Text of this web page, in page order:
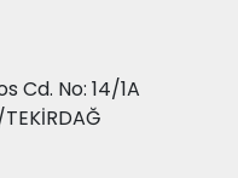
Cd. No: 14/1A